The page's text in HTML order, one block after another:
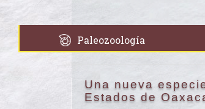
Paleozoología
Una nueva
Estados de